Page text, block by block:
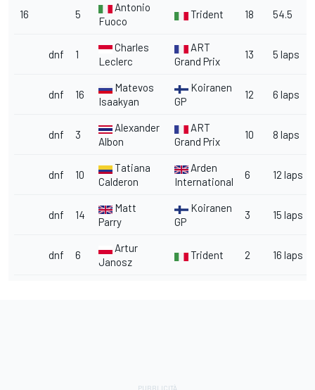
16 5
Antonio
Fuoco
Trident 18 54.5
dnf 1
Charles
Leclerc
ART
Grand Prix
13 5 laps
dnf 16
Matevos
Isaakyan
Koiranen
GP
12 6 laps
dnf 3
Alexander
Albon
ART
Grand Prix
10 8 laps
dnf 10
Tatiana
Calderon
Arden
International
6 12 laps
dnf 14
Matt
Parry
Koiranen
GP
3 15 laps
dnf 6
Artur
Janosz
Trident 2 16 laps